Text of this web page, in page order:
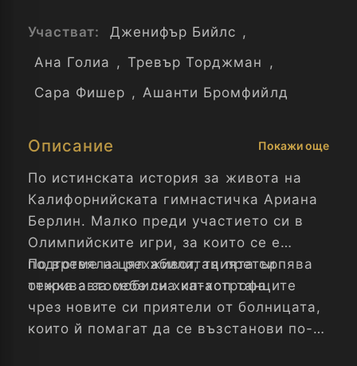
Участват: Дженифър Бийлс ,
Ана Голиа , Тревър Торджман ,
Сара Фишер , Ашанти Бромфийлд
Описание Покажи още
По истинската история за живота на
Калифорнийската гимнастичка Ариана
Берлин. Малко преди участието си в
Олимпийските игри, за които се е
подготвяла цял живот, тя претърпява
тежка автомобилна катастрофа.
По време на рехабилитацията си
открива за себе си хип-хоп танците
чрез новите си приятели от болницата,
които й помагат да се възстанови по-